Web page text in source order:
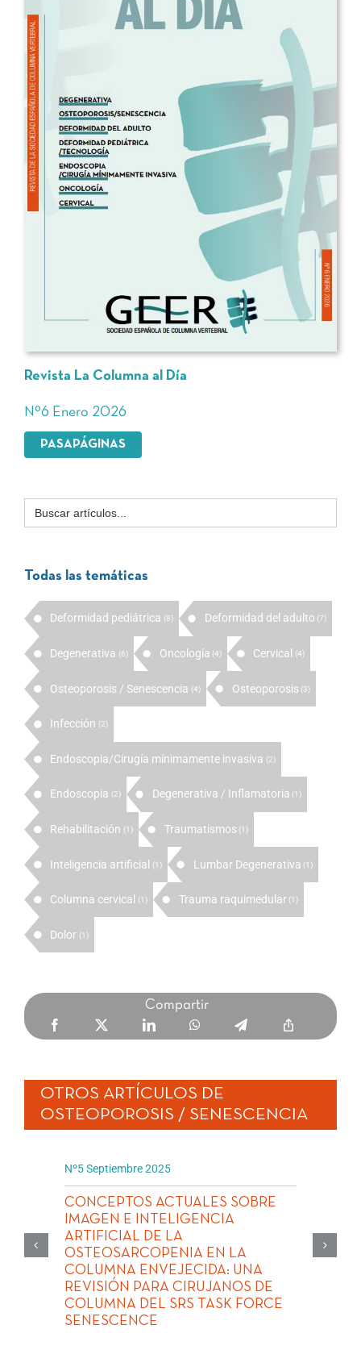
Revista La Columna al Día
Nº6 Enero 2026
PASAPÁGINAS
Buscar:
Todas las temáticas
Deformidad pediátrica (8) Deformidad del adulto (7)
Degenerativa (6) Oncología (4) Cervical (4)
Osteoporosis / Senescencia (4) Osteoporosis (3)
Infección (2)
Endoscopia/Cirugía mínimamente invasiva (2)
Endoscopia (2) Degenerativa / Inflamatoria (1)
Rehabilitación (1) Traumatismos (1)
Inteligencia artificial (1) Lumbar Degenerativa (1)
Columna cervical (1) Trauma raquimedular (1)
Dolor (1)
Compartir
OTROS ARTÍCULOS DE
OSTEOPOROSIS / SENESCENCIA
Nº5 Septiembre 2025
CONCEPTOS ACTUALES SOBRE
IMAGEN E INTELIGENCIA
ARTIFICIAL DE LA
OSTEOSARCOPENIA EN LA
COLUMNA ENVEJECIDA: UNA
REVISIÓN PARA CIRUJANOS DE
COLUMNA DEL SRS TASK FORCE
SENESCENCE